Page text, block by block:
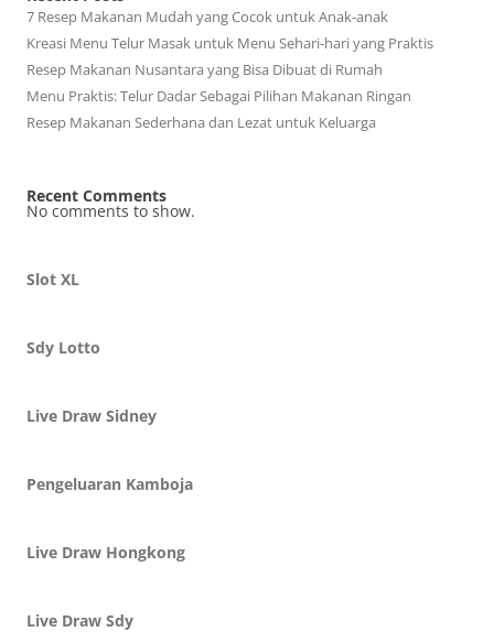
7 Resep Makanan Mudah yang Cocok untuk Anak-anak
Kreasi Menu Telur Masak untuk Menu Sehari-hari yang Praktis
Resep Makanan Nusantara yang Bisa Dibuat di Rumah
Menu Praktis: Telur Dadar Sebagai Pilihan Makanan Ringan
Resep Makanan Sederhana dan Lezat untuk Keluarga
Recent Comments
No comments to show.
Slot XL
Sdy Lotto
Live Draw Sidney
Pengeluaran Kamboja
Live Draw Hongkong
Live Draw Sdy